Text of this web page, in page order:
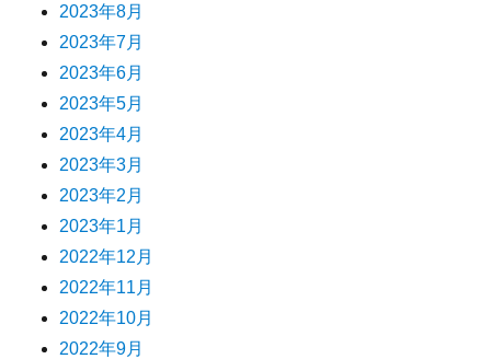
2023年8月
2023年7月
2023年6月
2023年5月
2023年4月
2023年3月
2023年2月
2023年1月
2022年12月
2022年11月
2022年10月
2022年9月